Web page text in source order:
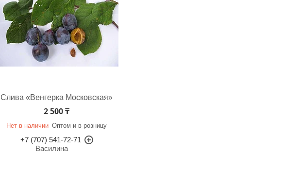
Слива «Венгерка Московская»
2 500 ₸
Нет в наличии Оптом и в розницу
+7 (707) 541-72-71
Василина